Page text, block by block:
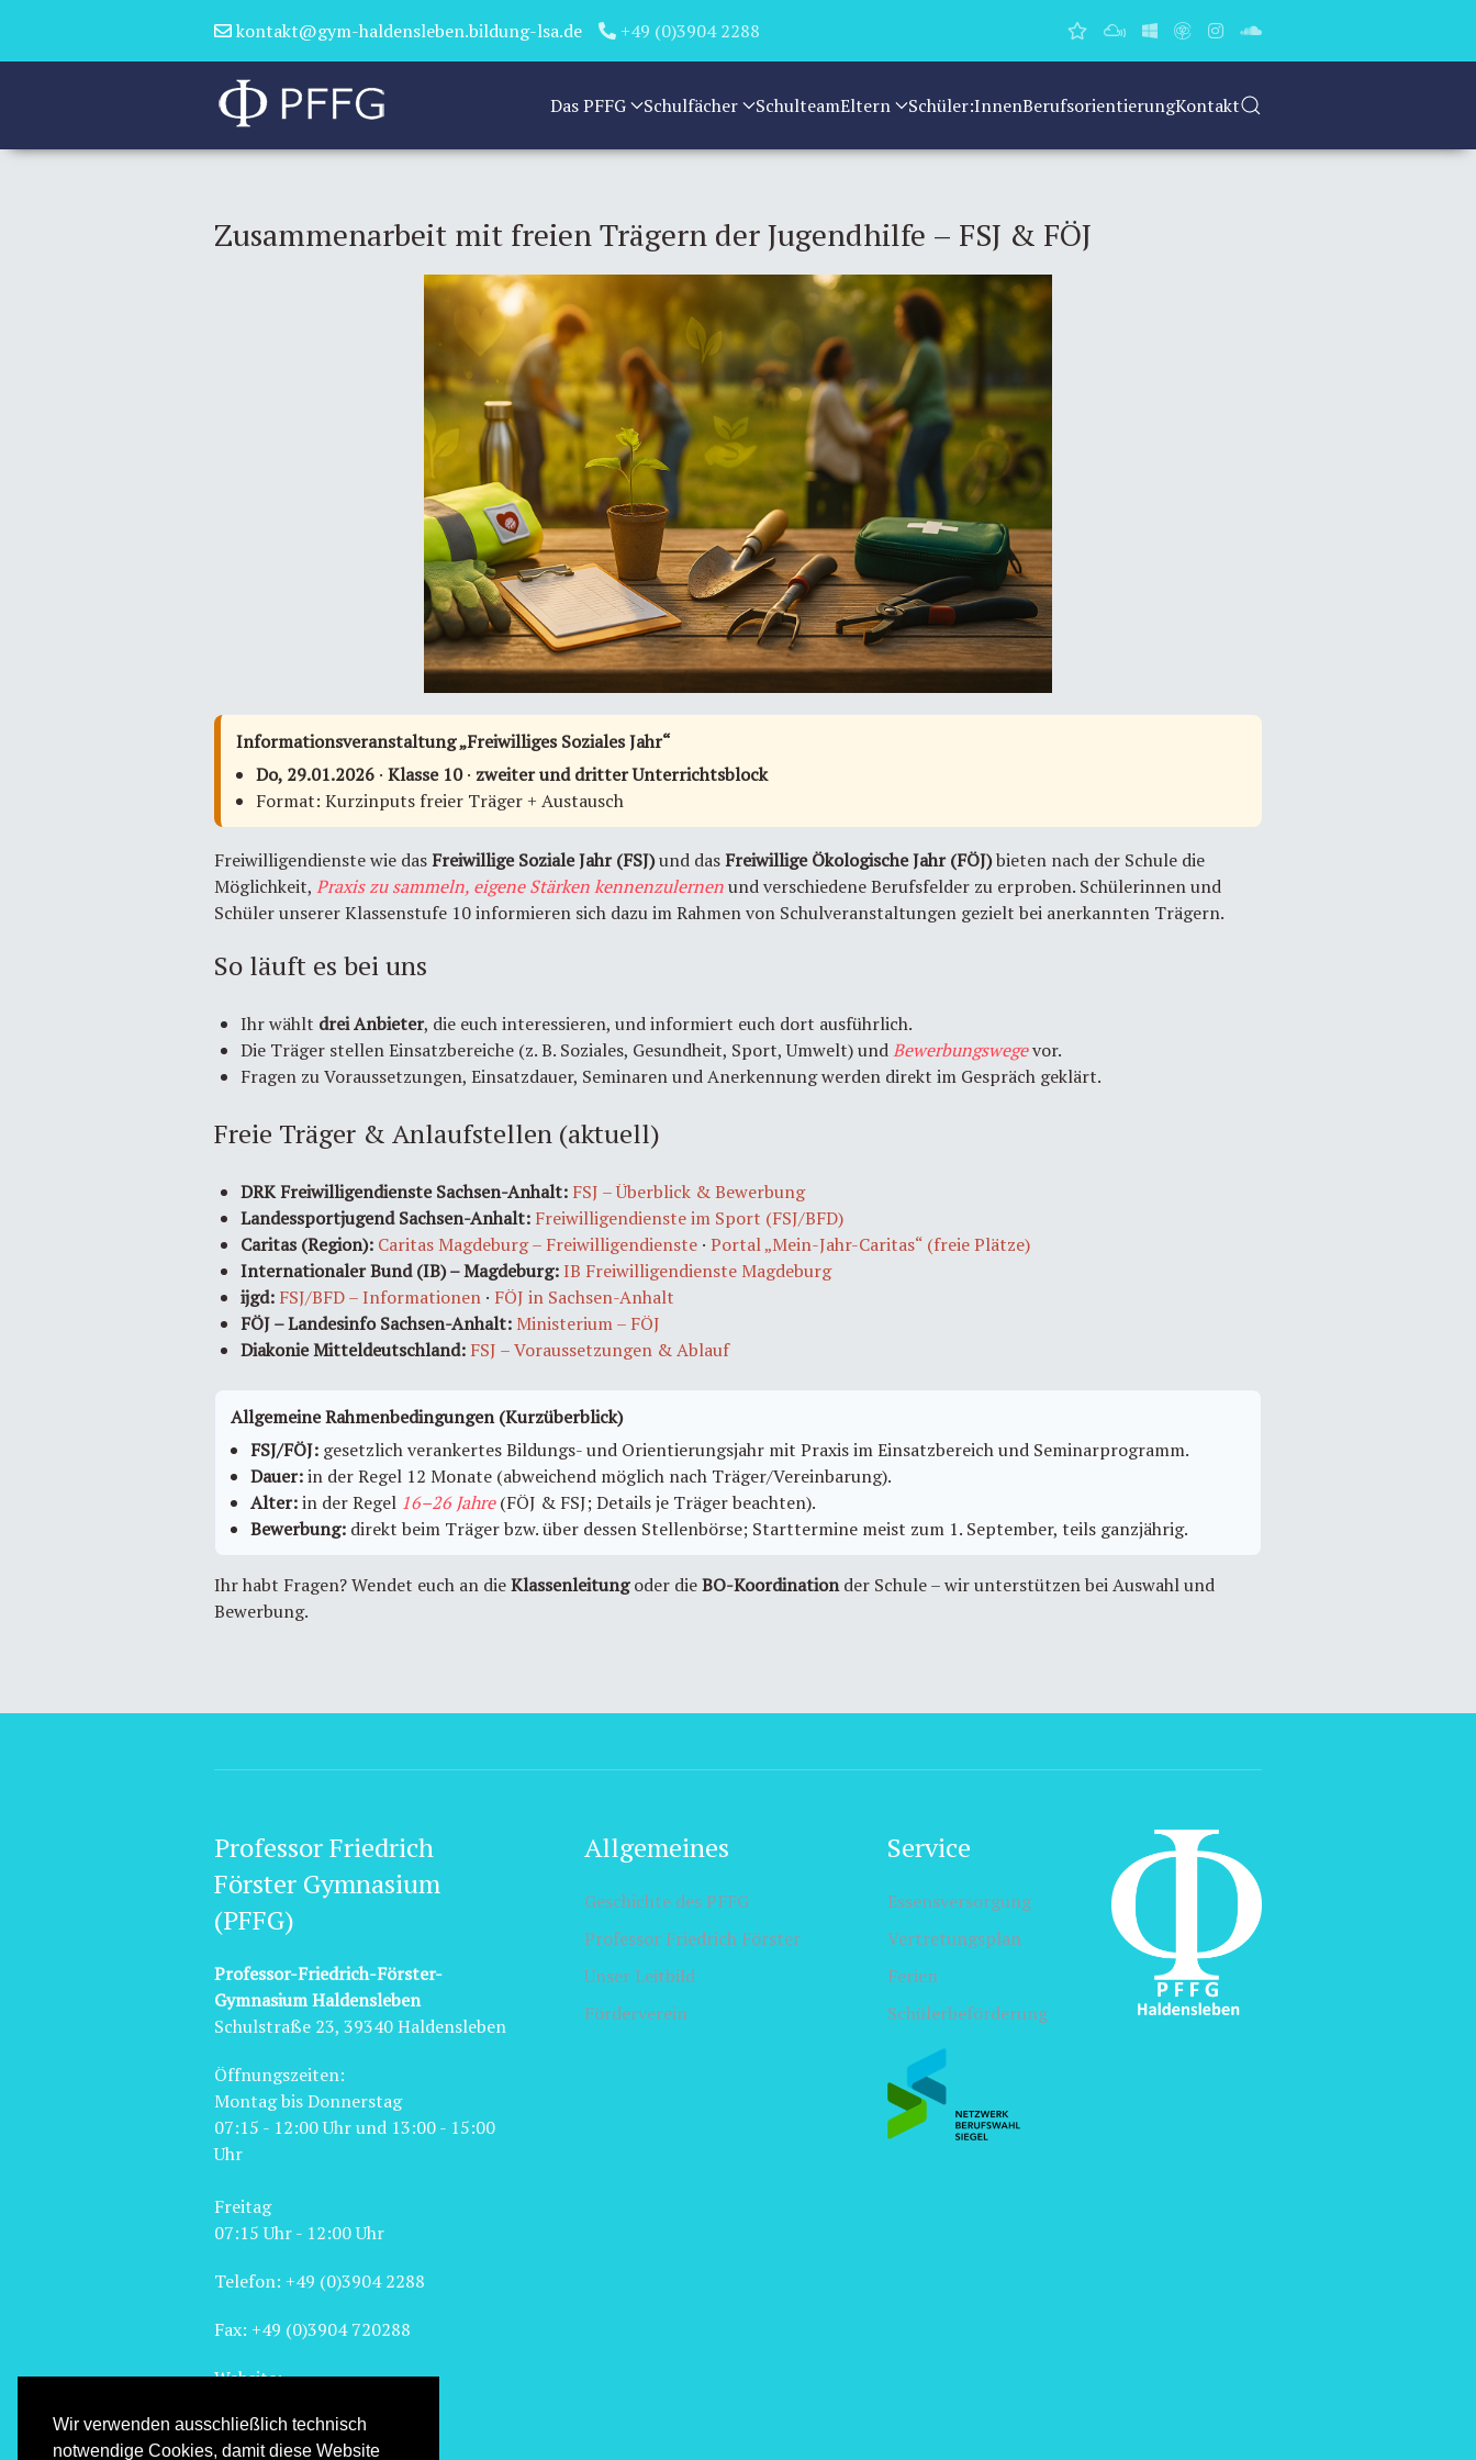
Wir verwenden ausschließlich technisch
notwendige Cookies, damit diese Website
kontakt@gym-haldensleben.bildung-lsa.de +49 (0)3904 2288
Das PFFG Schulfächer SchulteamEltern Schüler:InnenBerufsorientierungKontakt
Zusammenarbeit mit freien Trägern der Jugendhilfe – FSJ & FÖJ
Informationsveranstaltung „Freiwilliges Soziales Jahr“
Do, 29.01.2026 ·Klasse 10· zweiter und dritter Unterrichtsblock
Format: Kurzinputs freier Träger + Austausch
Freiwilligendienste wie dasFreiwillige Soziale Jahr (FSJ)und dasFreiwillige Ökologische Jahr (FÖJ)bieten nach der Schule die
Möglichkeit,Praxis zu sammeln, eigene Stärken kennenzulernenund verschiedene Berufsfelder zu erproben. Schülerinnen und
Schüler unserer Klassenstufe 10 informieren sich dazu im Rahmen von Schulveranstaltungen gezielt bei anerkannten Trägern.
So läuft es bei uns
Ihr wählt drei Anbieter, die euch interessieren, und informiert euch dort ausführlich.
Die Träger stellen Einsatzbereiche (z. B. Soziales, Gesundheit, Sport, Umwelt) undBewerbungswegevor.
Fragen zu Voraussetzungen, Einsatzdauer, Seminaren und Anerkennung werden direkt im Gespräch geklärt.
Freie Träger & Anlaufstellen (aktuell)
DRK Freiwilligendienste Sachsen-Anhalt: FSJ – Überblick & Bewerbung
Landessportjugend Sachsen-Anhalt: Freiwilligendienste im Sport (FSJ/BFD)
Caritas (Region): Caritas Magdeburg – Freiwilligendienste ·Portal „Mein-Jahr-Caritas“ (freie Plätze)
Internationaler Bund (IB) – Magdeburg:IB Freiwilligendienste Magdeburg
ijgd: FSJ/BFD – Informationen · FÖJ in Sachsen-Anhalt
FÖJ – Landesinfo Sachsen-Anhalt: Ministerium – FÖJ
Diakonie Mitteldeutschland: FSJ – Voraussetzungen & Ablauf
Allgemeine Rahmenbedingungen (Kurzüberblick)
FSJ/FÖJ: gesetzlich verankertes Bildungs- und Orientierungsjahr mit Praxis im Einsatzbereich und Seminarprogramm.
Dauer:in der Regel 12 Monate (abweichend möglich nach Träger/Vereinbarung).
Alter:in der Regel 16–26 Jahre(FÖJ & FSJ; Details je Träger beachten).
Bewerbung: direkt beim Träger bzw. über dessen Stellenbörse; Starttermine meist zum 1. September, teils ganzjährig.
Ihr habt Fragen? Wendet euch an dieKlassenleitungoder dieBO-Koordinationder Schule – wir unterstützen bei Auswahl und
Bewerbung.
Professor Friedrich
Förster Gymnasium
(PFFG)
Professor-Friedrich-Förster-
Gymnasium Haldensleben
Schulstraße 23, 39340 Haldensleben
Öffnungszeiten:
Montag bis Donnerstag
07:15 - 12:00 Uhr und 13:00 - 15:00
Uhr
Freitag
07:15 Uhr - 12:00 Uhr
Telefon: +49 (0)3904 2288
Fax: +49 (0)3904 720288
Website:
Email:
Allgemeines
Geschichte des PFFG
Professor Friedrich Förster
Unser Leitbild
Förderverein
Service
Essensversorgung
Vertretungsplan
Ferien
Schülerbeförderung